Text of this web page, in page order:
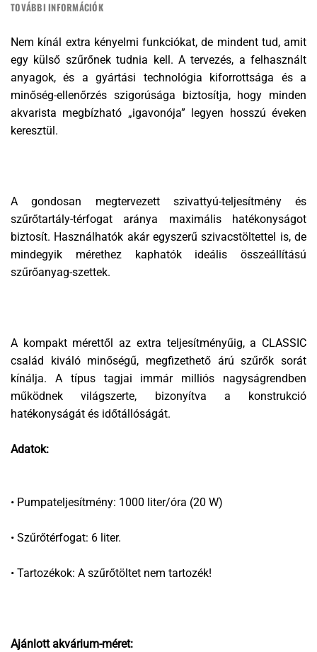
TOVÁBBI INFORMÁCIÓK
Nem kínál extra kényelmi funkciókat, de mindent tud, amit
egy külső szűrőnek tudnia kell. A tervezés, a felhasznált
anyagok, és a gyártási technológia kiforrottsága és a
minőség-ellenőrzés szigorúsága biztosítja, hogy minden
akvarista megbízható „igavonója” legyen hosszú éveken
keresztül.
A gondosan megtervezett szivattyú-teljesítmény és
szűrőtartály-térfogat aránya maximális hatékonyságot
biztosít. Használhatók akár egyszerű szivacstöltettel is, de
mindegyik mérethez kaphatók ideális összeállítású
szűrőanyag-szettek.
A kompakt mérettől az extra teljesítményűig, a CLASSIC
család kiváló minőségű, megfizethető árú szűrők sorát
kínálja. A típus tagjai immár milliós nagyságrendben
működnek világszerte, bizonyítva a konstrukció
hatékonyságát és időtállóságát.
Adatok:
• Pumpateljesítmény: 1000 liter/óra (20 W)
• Szűrőtérfogat: 6 liter.
• Tartozékok: A szűrőtöltet nem tartozék!
Ajánlott akvárium-méret: